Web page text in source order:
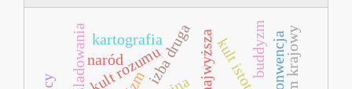
kult rozumuizba druga buddyzmkonwencja
naród
kartografia